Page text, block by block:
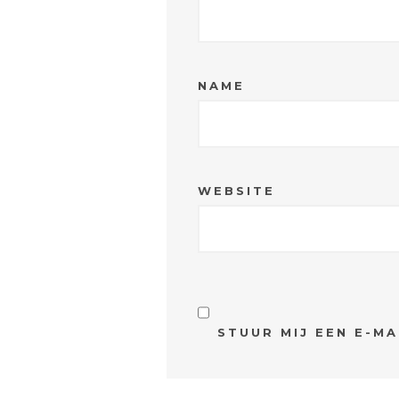
NAME
WEBSITE
STUUR MIJ EEN E-